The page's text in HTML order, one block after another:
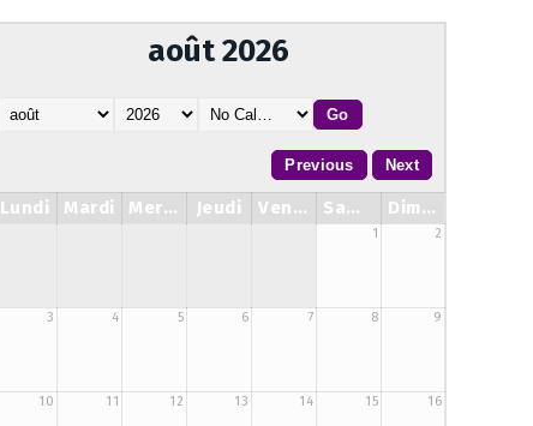
août 2026
Lundi Mardi Mercredi Jeudi Vendredi Samedi Dimanche
1 2
3 4 5 6 7 8 9
10 11 12 13 14 15 16